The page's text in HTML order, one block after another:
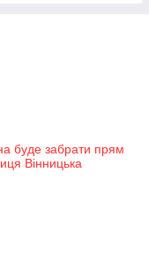
буде забрати прям
Вінницька